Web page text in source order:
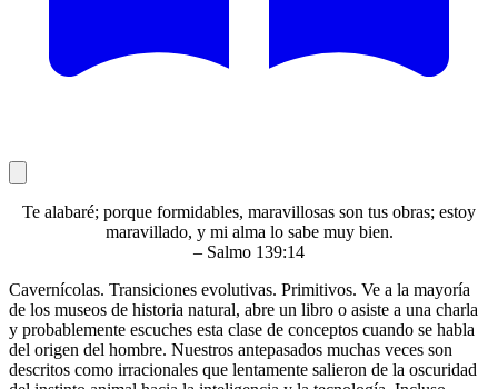
Te alabaré; porque formidables, maravillosas son tus obras; estoy
maravillado, y mi alma lo sabe muy bien.
– Salmo 139:14
Cavernícolas. Transiciones evolutivas. Primitivos. Ve a la mayoría
de los museos de historia natural, abre un libro o asiste a una charla
y probablemente escuches esta clase de conceptos cuando se habla
del origen del hombre. Nuestros antepasados muchas veces son
descritos como irracionales que lentamente salieron de la oscuridad